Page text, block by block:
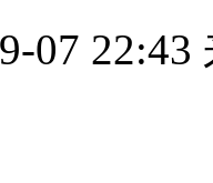
07 22:43